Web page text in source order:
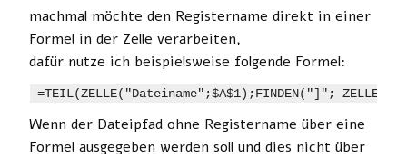
machmal möchte den Registername direkt in einer
Formel in der Zelle verarbeiten,
dafür nutze ich beispielsweise folgende Formel:
=TEIL(ZELLE("Dateiname";$A$1);FINDEN("]";
Wenn der Dateipfad ohne Registername über eine
Formel ausgegeben werden soll und dies nicht über